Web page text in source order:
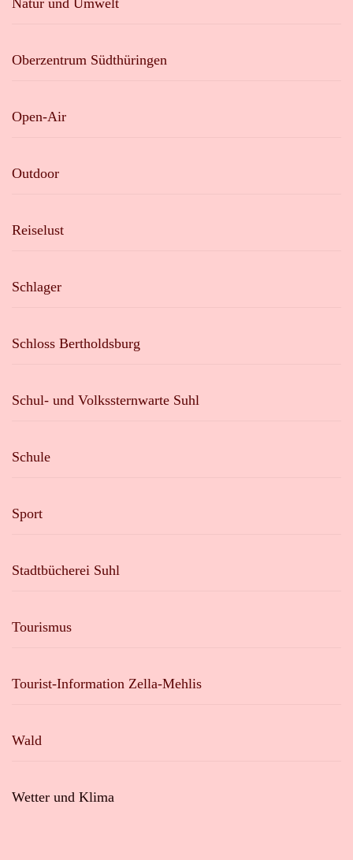
Natur und Umwelt
Oberzentrum Südthüringen
Open-Air
Outdoor
Reiselust
Schlager
Schloss Bertholdsburg
Schul- und Volkssternwarte Suhl
Schule
Sport
Stadtbücherei Suhl
Tourismus
Tourist-Information Zella-Mehlis
Wald
Wetter und Klima